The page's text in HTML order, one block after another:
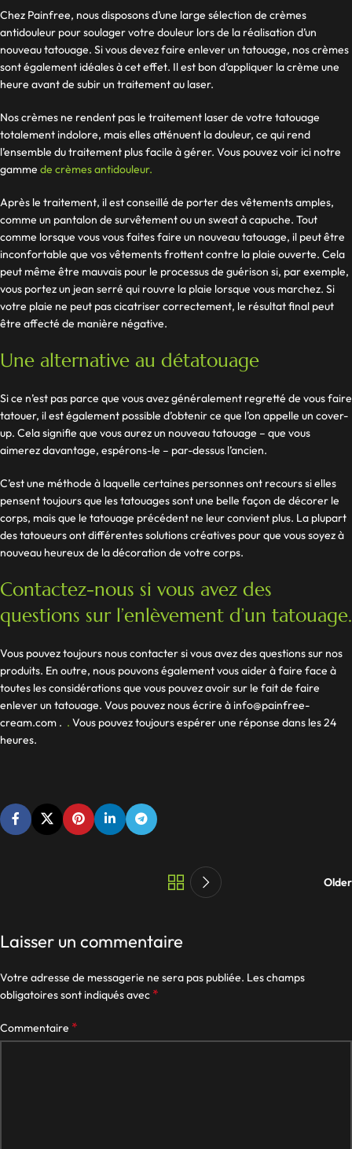
Chez Painfree, nous disposons d’une large sélection de crèmes
antidouleur pour soulager votre douleur lors de la réalisation d’un
nouveau tatouage. Si vous devez faire enlever un tatouage, nos crèmes
sont également idéales à cet effet. Il est bon d’appliquer la crème une
heure avant de subir un traitement au laser.
Nos crèmes ne rendent pas le traitement laser de votre tatouage
totalement indolore, mais elles atténuent la douleur, ce qui rend
l’ensemble du traitement plus facile à gérer. Vous pouvez voir ici notre
gamme de crèmes antidouleur.
Après le traitement, il est conseillé de porter des vêtements amples,
comme un pantalon de survêtement ou un sweat à capuche. Tout
comme lorsque vous vous faites faire un nouveau tatouage, il peut être
inconfortable que vos vêtements frottent contre la plaie ouverte. Cela
peut même être mauvais pour le processus de guérison si, par exemple,
vous portez un jean serré qui rouvre la plaie lorsque vous marchez. Si
votre plaie ne peut pas cicatriser correctement, le résultat final peut
être affecté de manière négative.
Une alternative au détatouage
Si ce n’est pas parce que vous avez généralement regretté de vous faire
tatouer, il est également possible d’obtenir ce que l’on appelle un cover-
up. Cela signifie que vous aurez un nouveau tatouage – que vous
aimerez davantage, espérons-le – par-dessus l’ancien.
C’est une méthode à laquelle certaines personnes ont recours si elles
pensent toujours que les tatouages sont une belle façon de décorer le
corps, mais que le tatouage précédent ne leur convient plus. La plupart
des tatoueurs ont différentes solutions créatives pour que vous soyez à
nouveau heureux de la décoration de votre corps.
Contactez-nous si vous avez des
questions sur l’enlèvement d’un tatouage.
Vous pouvez toujours nous contacter si vous avez des questions sur nos
produits. En outre, nous pouvons également vous aider à faire face à
toutes les considérations que vous pouvez avoir sur le fait de faire
enlever un tatouage. Vous pouvez nous écrire àinfo@painfree-
cream.com . . Vous pouvez toujours espérer une réponse dans les 24
heures.
Older
Laisser un commentaire
Votre adresse de messagerie ne sera pas publiée. Les champs
obligatoires sont indiqués avec *
Commentaire *